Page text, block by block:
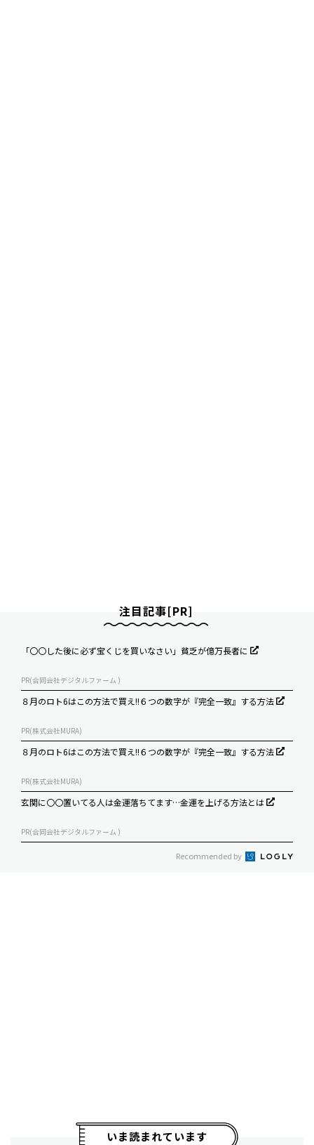
注目記事[PR]
「〇〇した後に必ず宝くじを買いなさい」貧乏が億万長者に
PR(合同会社デジタルファーム )
８月のロト6はこの方法で買え!!６つの数字が『完全一致』する方法
PR(株式会社MURA)
８月のロト6はこの方法で買え!!６つの数字が『完全一致』する方法
PR(株式会社MURA)
玄関に〇〇置いてる人は金運落ちてます…金運を上げる方法とは
PR(合同会社デジタルファーム )
Recommended by
いま読まれています